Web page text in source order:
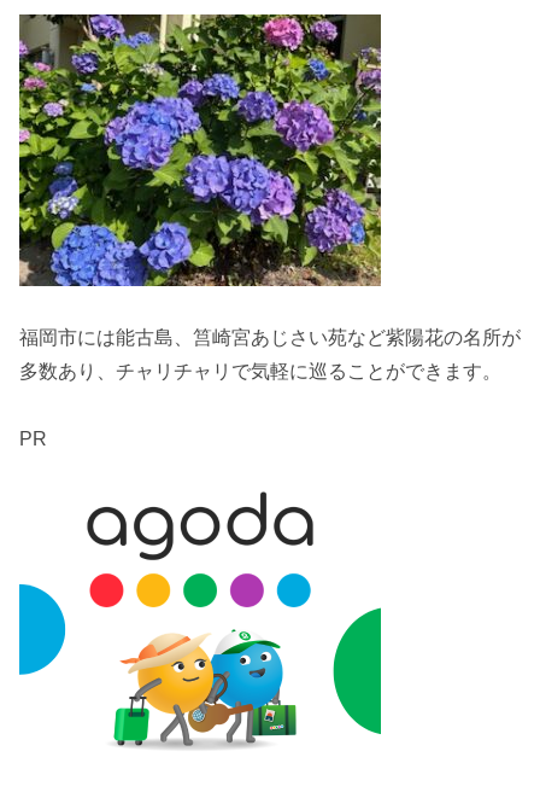
福岡市には能古島、筥崎宮あじさい苑など紫陽花の名所が
多数あり、チャリチャリで気軽に巡ることができます。
PR